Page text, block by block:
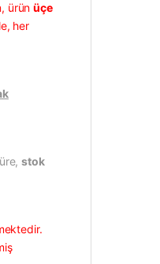
ürünüçe
her
stok